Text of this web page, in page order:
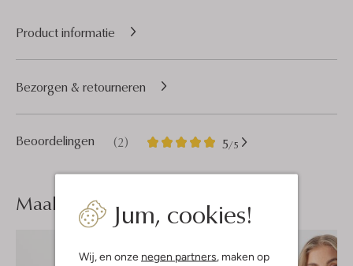
Jum, cookies!
Wij, en onze negen partners, maken op
Product informatie
Beoordelingen (2) 5/5
2
5
Bezorgen & retourneren
Maak je look compleet